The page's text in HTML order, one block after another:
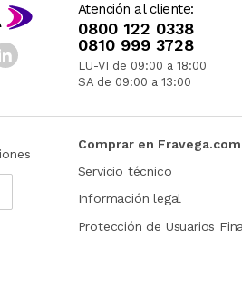
Atención al cliente:
0800 122 0338
0810 999 3728
LU-VI de 09:00 a 18:00
SA de 09:00 a 13:00
Comprar en Fravega.com
Servicio técnico
Información legal
Protección de Usuarios